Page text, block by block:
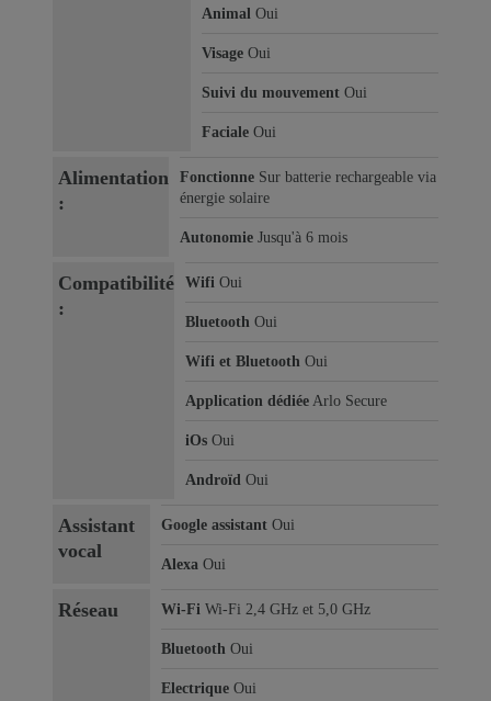
Animal Oui
Visage Oui
Suivi du mouvement Oui
Faciale Oui
Alimentation
:
Fonctionne Sur batterie rechargeable via
énergie solaire
Autonomie Jusqu'à 6 mois
Compatibilité
:
Wifi Oui
Bluetooth Oui
Wifi et Bluetooth Oui
Application dédiée Arlo Secure
iOs Oui
Androïd Oui
Assistant
vocal
Google assistant Oui
Alexa Oui
Réseau Wi-Fi Wi-Fi 2,4 GHz et 5,0 GHz
Bluetooth Oui
Electrique Oui